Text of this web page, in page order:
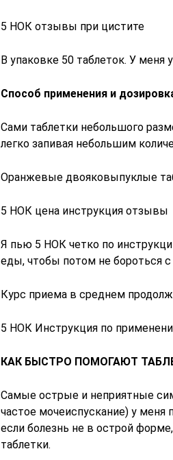
5 НОК отзывы при цистите
В упаковке 50 таблеток. У
Способ применения и
Сами таблетки небольшого
легко запивая небольшим
Оранжевые двояковыпуклые
5 НОК цена инструкция отзывы
Я пью 5 НОК четко по
еды, чтобы потом не бороться
Курс приема в среднем
5 НОК Инструкция по
КАК БЫСТРО ПОМОГАЮТ
Самые острые и неприятные
частое мочеиспускание) у меня
если болезнь не в острой
таблетки.